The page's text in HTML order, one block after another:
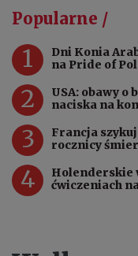
Popularne /
1
Dni Konia
na Pride of
2
USA: obawy
naciska na
3
Francja
rocznicy
4
Holenderskie
ćwiczeniach